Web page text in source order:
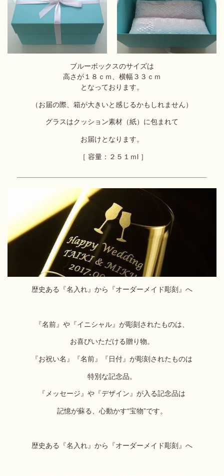
ブルーボックスのサイズは
高さが１８ｃｍ、横幅３３ｃｍ
となっております。
（お届の際、箱が大きいと感じるかもしれません）
グラスはクッション素材（紙）に包まれて
お届けとなります。
［ 容量：２５１ｍl ］
歴史ある『名入れ』から『オーダーメイド彫刻』へ
『名前』や『イニシャル』が彫刻されたものは、
お喜びいただける贈り物。
『お祝い名』『名前』『日付』が彫刻されたものは
特別な記念品。
『メッセージ』や『デザイン』が入る記念品は
記憶が蘇る、心動かす“宝物”です。
歴史ある『名入れ』から『オーダーメイド彫刻』へ